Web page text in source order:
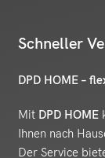
Schneller
DPD HOME –
Mit DPD HOME
Ihnen nach
Der Service